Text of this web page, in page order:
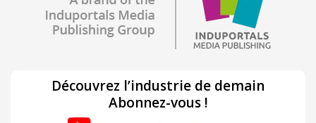
Découvrez l’industrie de demain
Abonnez-vous !